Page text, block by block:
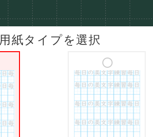
用紙タイプを選択